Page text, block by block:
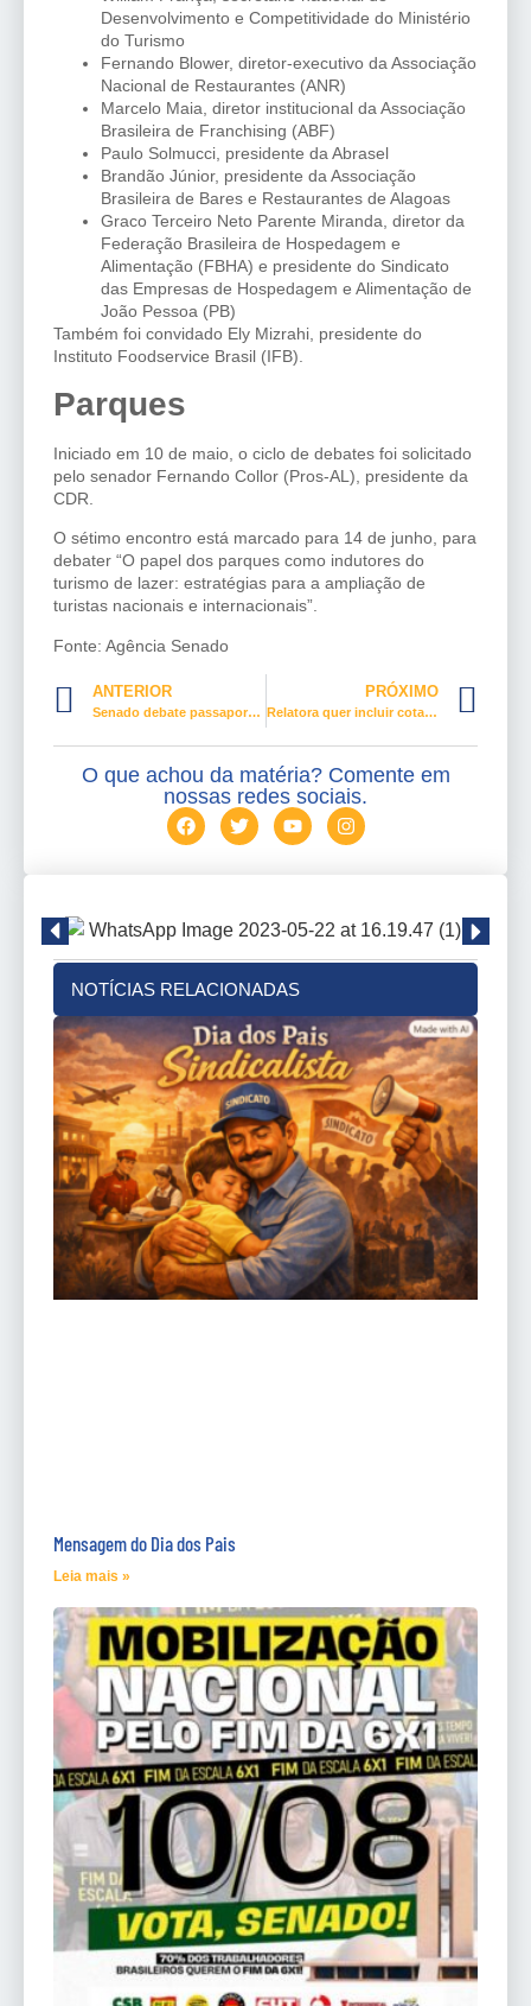
Desenvolvimento e Competitividade do Ministério
do Turismo
Fernando Blower, diretor-executivo da Associação
Nacional de Restaurantes (ANR)
Marcelo Maia, diretor institucional da Associação
Brasileira de Franchising (ABF)
Paulo Solmucci, presidente da Abrasel
Brandão Júnior, presidente da Associação
Brasileira de Bares e Restaurantes de Alagoas
Graco Terceiro Neto Parente Miranda, diretor da
Federação Brasileira de Hospedagem e
Alimentação (FBHA) e presidente do Sindicato
das Empresas de Hospedagem e Alimentação de
João Pessoa (PB)
Também foi convidado Ely Mizrahi, presidente do
Instituto Foodservice Brasil (IFB).
Parques
Iniciado em 10 de maio, o ciclo de debates foi solicitado
pelo senador Fernando Collor (Pros-AL), presidente da
CDR.
O sétimo encontro está marcado para 14 de junho, para
debater “O papel dos parques como indutores do
turismo de lazer: estratégias para a ampliação de
turistas nacionais e internacionais”.
Fonte: Agência Senado
ANTERIOR
Senado debate passaporte de imunização
PRÓXIMO
Relatora quer incluir cotas para mulheres na política em proposta sobre eleições
O que achou da matéria? Comente em
nossas redes sociais.
NOTÍCIAS RELACIONADAS
Mensagem do Dia dos Pais
Leia mais »